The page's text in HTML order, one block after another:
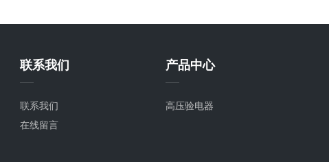
联系我们
联系我们
在线留言
产品中心
高压验电器